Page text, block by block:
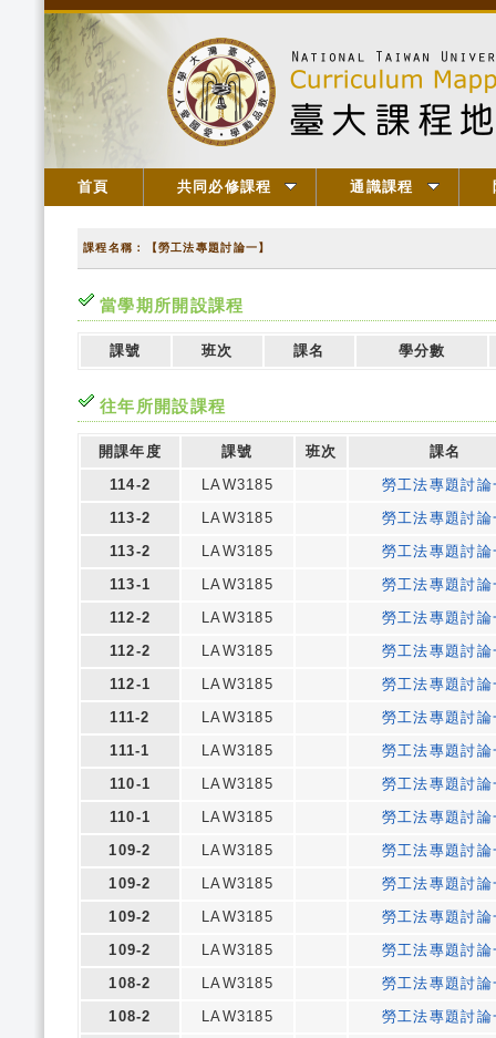
首頁 共同必修課程 通識課程
課程名稱：【勞工法專題討論一】
當學期所開設課程
課號 班次 課名 學分數
往年所開設課程
開課年度 課號 班次
課名
114-2
LAW3185
勞工法專題討論
113-2
LAW3185
勞工法專題討論
113-2
LAW3185
勞工法專題討論
113-1
LAW3185
勞工法專題討論
112-2
LAW3185
勞工法專題討論
112-2
LAW3185
勞工法專題討論
112-1
LAW3185
勞工法專題討論
111-2
LAW3185
勞工法專題討論
111-1
LAW3185
勞工法專題討論
110-1
LAW3185
勞工法專題討論
110-1
LAW3185
勞工法專題討論
109-2
LAW3185
勞工法專題討論
109-2
LAW3185
勞工法專題討論
109-2
LAW3185
勞工法專題討論
109-2
LAW3185
勞工法專題討論
108-2
LAW3185
勞工法專題討論
108-2
LAW3185
勞工法專題討論